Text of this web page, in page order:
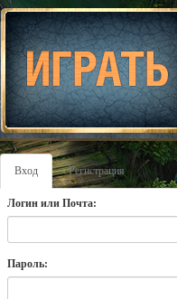
Вход Регистрация
Логин или Почта:
Пароль: